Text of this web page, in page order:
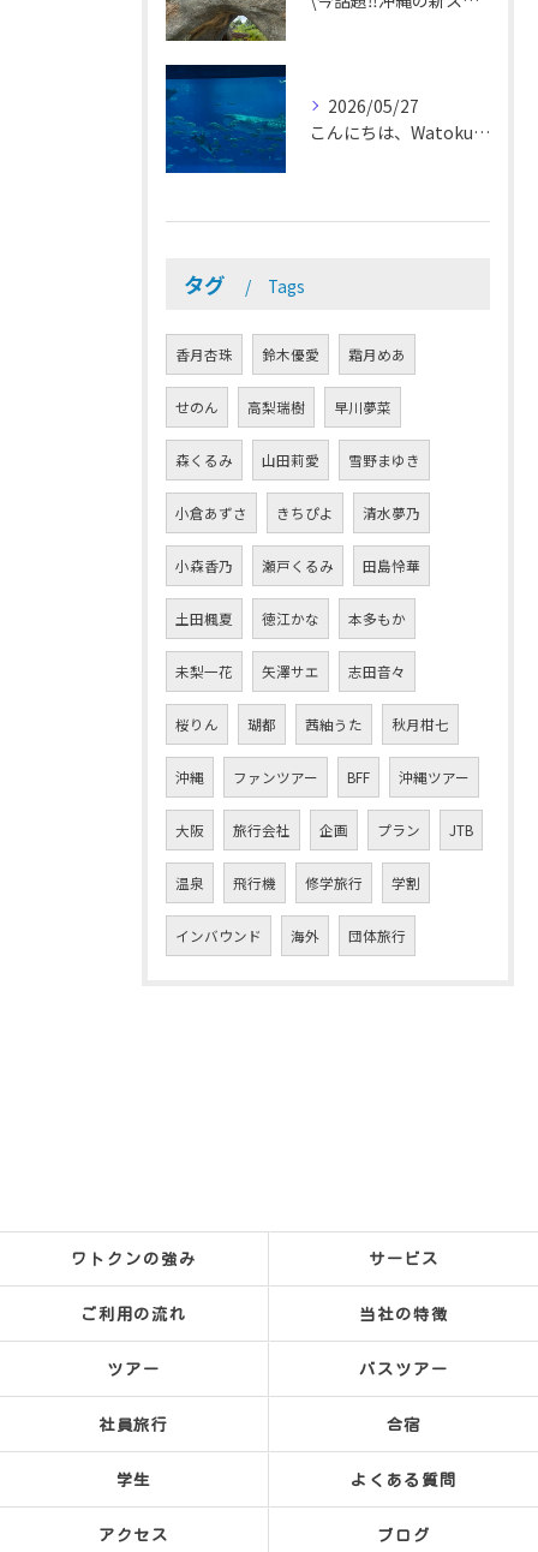
2026/05/27
こんにちは、Watokunです✨
タグ Tags
香月杏珠 鈴木優愛 霜月めあ
せのん 高梨瑞樹 早川夢菜
森くるみ 山田莉愛 雪野まゆき
小倉あずさ きちぴよ 清水夢乃
小森香乃 瀬戸くるみ 田島怜華
土田楓夏 徳江かな 本多もか
未梨一花 矢澤サエ 志田音々
桜りん 瑚都 茜紬うた 秋月柑七
沖縄 ファンツアー BFF 沖縄ツアー
大阪 旅行会社 企画 プラン JTB
温泉 飛行機 修学旅行 学割
インバウンド 海外 団体旅行
ワトクンの強み サービス
ご利用の流れ 当社の特徴
ツアー バスツアー
社員旅行 合宿
学生 よくある質問
アクセス ブログ